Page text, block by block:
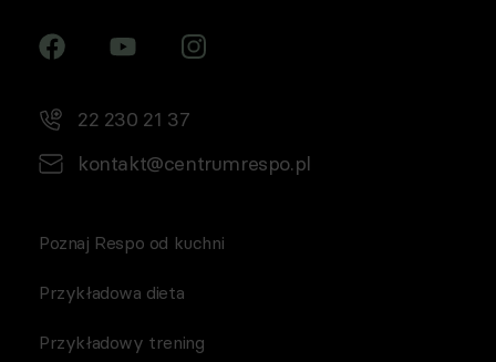
22 230 21 37
kontakt@centrumrespo.pl
Poznaj Respo od kuchni
Przykładowa dieta
Przykładowy trening